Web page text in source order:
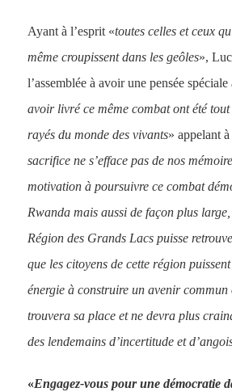
Ayant à l’esprit «toutes celles et ceux
même croupissent dans les geôles»,
l’assemblée à avoir une pensée
avoir livré ce même combat ont été tout
rayés du monde des vivants» appelant
sacrifice ne s’efface pas de nos
motivation à poursuivre ce combat
Rwanda mais aussi de façon plus large,
Région des Grands Lacs puisse
que les citoyens de cette région
énergie à construire un avenir commun
trouvera sa place et ne devra plus
des lendemains d’incertitude et
«Engagez-vous pour une démocratie